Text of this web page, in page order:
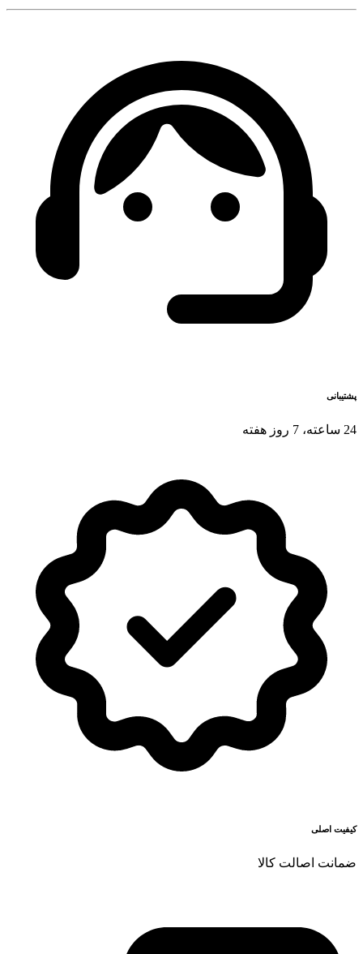
پشتیبانی
24 ساعته، 7 روز هفته
کیفیت اصلی
ضمانت اصالت کالا